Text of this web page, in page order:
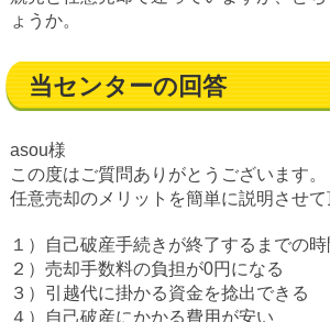
ょうか。
当センターの回答
asou様
この度はご質問ありがとうございます。
任意売却のメリットを簡単に説明させて
１）自己破産手続きが終了するまでの
２）売却手数料の負担が0円になる
３）引越代に掛かる資金を捻出できる
４）自己破産にかかる費用が安い